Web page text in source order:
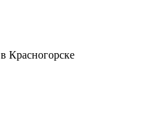
в Красногорске